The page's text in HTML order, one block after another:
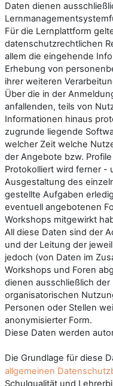
Daten dienen
Für die Lernplattform
datenschutzrechtlichen
allem die eingehende
Erhebung von
ihrer weiteren
Über die in der
anfallenden, teils von
Informationen hinaus
zugrunde liegende
welcher Zeit welche
der Angebote bzw.
Protokolliert wird ferner -
Ausgestaltung des
gestellte Aufgaben
eventuell angebotenen
Workshops mitgewirkt
All diese Daten sind der
und der Leitung der
jedoch (von Daten im
Workshops und Foren
dienen ausschließlich
organisatorischen
Personen oder Stellen
anonymisierter Form.
Diese Daten werden
Die Grundlage für diese
allgemeinen
Schulqualität und